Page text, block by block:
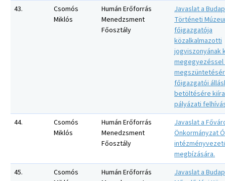
43.
Csomós
Miklós
Humán Erőforrás
Menedzsment
Főosztály
Javaslat a
Történeti
főigazgatója
közalkalmazotti
jogviszonyának
főigazgatói
betöltésére
pályázati
44.
Csomós
Miklós
Humán Erőforrás
Menedzsment
Főosztály
Javaslat a
Önkormányzat
megbízására.
45.
Csomós
Humán Erőforrás
Javaslat a